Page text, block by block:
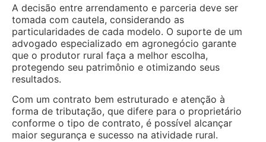
A decisão entre arrendamento e parceria deve ser
tomada com cautela, considerando as
particularidades de cada modelo. O suporte de um
advogado especializado em agronegócio garante
que o produtor rural faça a melhor escolha,
protegendo seu patrimônio e otimizando seus
resultados.
Com um contrato bem estruturado e atenção à
forma de tributação, que difere para o proprietário
conforme o tipo de contrato, é possível alcançar
maior segurança e sucesso na atividade rural.